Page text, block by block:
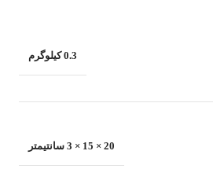
0.3 کیلوگرم
20 × 15 × 3 سانتیمتر